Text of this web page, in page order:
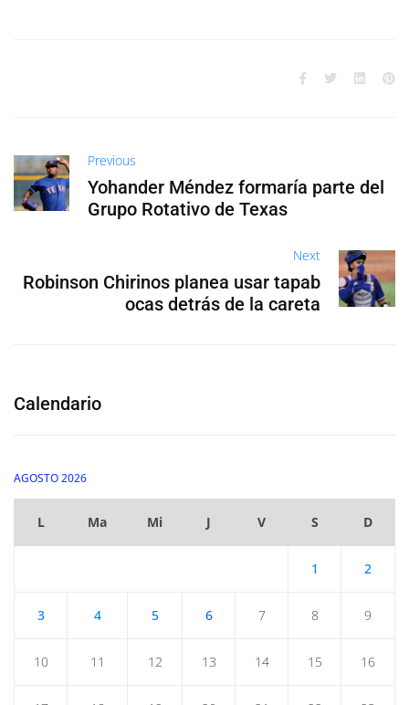
Previous
Yohander Méndez formaría parte del
Grupo Rotativo de Texas
Next
Robinson Chirinos planea usar tapab
ocas detrás de la careta
Calendario
AGOSTO 2026
L Ma Mi J V S D
1 2
3 4 5 6 7 8 9
10 11 12 13 14 15 16